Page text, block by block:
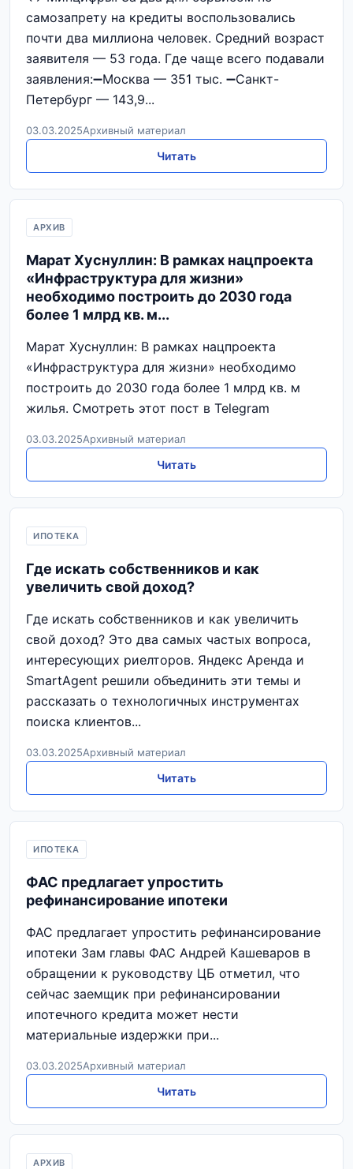
самозапрету на кредиты воспользовались
почти два миллиона человек. Средний возраст
заявителя — 53 года. Где чаще всего подавали
заявления:➖Москва — 351 тыс. ➖Санкт-
Петербург — 143,9...
03.03.2025Архивный материал
Читать
АРХИВ
Марат Хуснуллин: В рамках нацпроекта
«Инфраструктура для жизни»
необходимо построить до 2030 года
более 1 млрд кв. м...
Марат Хуснуллин: В рамках нацпроекта
«Инфраструктура для жизни» необходимо
построить до 2030 года более 1 млрд кв. м
жилья. Смотреть этот пост в Telegram
03.03.2025Архивный материал
Читать
ИПОТЕКА
Где искать собственников и как
увеличить свой доход?
Где искать собственников и как увеличить
свой доход? Это два самых частых вопроса,
интересующих риелторов. Яндекс Аренда и
SmartAgent решили объединить эти темы и
рассказать о технологичных инструментах
поиска клиентов...
03.03.2025Архивный материал
Читать
ИПОТЕКА
ФАС предлагает упростить
рефинансирование ипотеки
ФАС предлагает упростить рефинансирование
ипотеки Зам главы ФАС Андрей Кашеваров в
обращении к руководству ЦБ отметил, что
сейчас заемщик при рефинансировании
ипотечного кредита может нести
материальные издержки при...
03.03.2025Архивный материал
Читать
АРХИВ